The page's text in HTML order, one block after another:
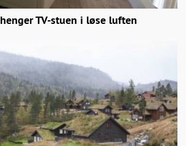
TV-stuen i løse luften